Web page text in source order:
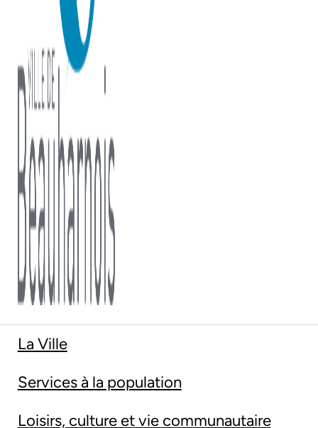
La Ville
Services à la population
Loisirs, culture et vie communautaire